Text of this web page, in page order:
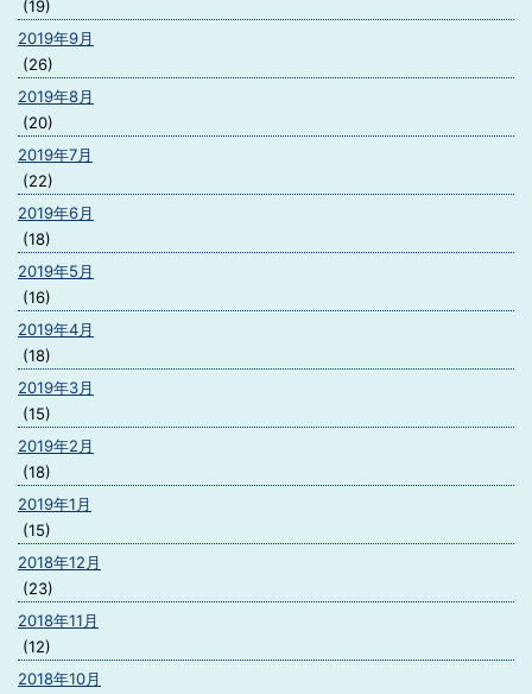
(19)
2019年9月
(26)
2019年8月
(20)
2019年7月
(22)
2019年6月
(18)
2019年5月
(16)
2019年4月
(18)
2019年3月
(15)
2019年2月
(18)
2019年1月
(15)
2018年12月
(23)
2018年11月
(12)
2018年10月